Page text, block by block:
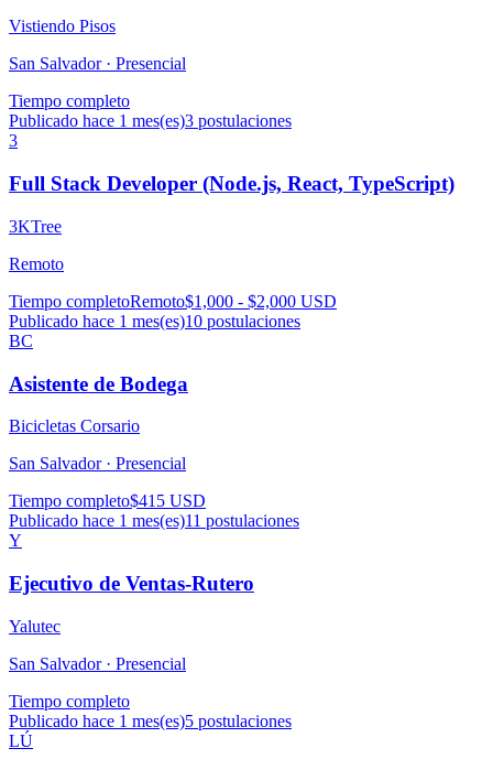
Vistiendo Pisos
San Salvador · Presencial
Tiempo completo
Publicado hace 1 mes(es)3 postulaciones
3
Full Stack Developer (Node.js, React, TypeScript)
3KTree
Remoto
Tiempo completoRemoto$1,000 - $2,000 USD
Publicado hace 1 mes(es)10 postulaciones
BC
Asistente de Bodega
Bicicletas Corsario
San Salvador · Presencial
Tiempo completo$415 USD
Publicado hace 1 mes(es)11 postulaciones
Y
Ejecutivo de Ventas-Rutero
Yalutec
San Salvador · Presencial
Tiempo completo
Publicado hace 1 mes(es)5 postulaciones
LÚ